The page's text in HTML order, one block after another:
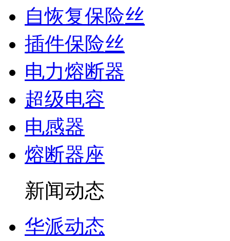
自恢复保险丝
插件保险丝
电力熔断器
超级电容
电感器
熔断器座
新闻动态
华派动态